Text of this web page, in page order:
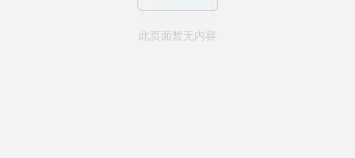
此页面暂无内容